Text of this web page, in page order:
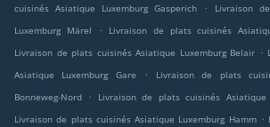
cuisinés Asiatique Luxemburg Gasperich
.
Livraison
Luxemburg Märel
. Livraison de plats cuisinés
Livraison de plats cuisinés Asiatique Luxemburg Belair .
Asiatique Luxemburg Gare
.
Livraison de plats
Bonneweg-Nord
. Livraison de plats cuisinés Asiatique
Livraison de plats cuisinés Asiatique Luxemburg Hamm .